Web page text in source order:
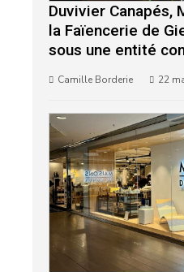
Duvivier Canapés,
la Faïencerie de
sous une entité
Camille Borderie 22